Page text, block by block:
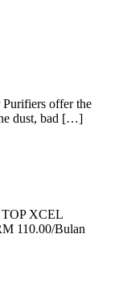
offer the
dust, bad […]
XCEL
110.00/Bulan